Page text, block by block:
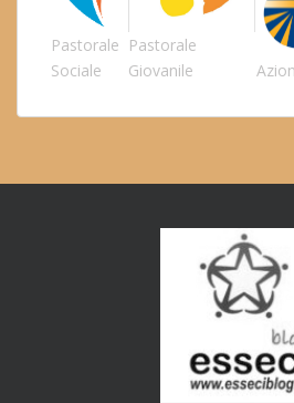
Pastorale
Sociale
Pastorale
Giovanile